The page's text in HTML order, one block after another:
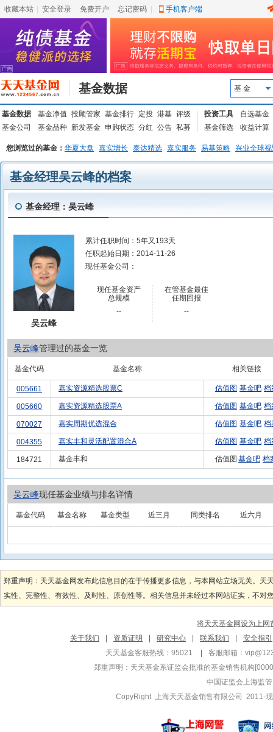
收藏本站 安全登录 免费开户 忘记密码 手机客户端
基金数据 基 金
基金数据 基金净值 投顾管家 基金排行 定投 港基 评级
基金公司
基金品种 新发基金 申购状态 分红 公告 私募
投资工具
自选基金
基金筛选
收益计算
您浏览过的基金： 华夏大盘 嘉实增长 泰达精选 嘉实服务 易基策略 兴业全球
基金经理吴云峰的档案
基金经理：吴云峰
吴云峰
累计任职时间： 5年又193天
任职起始日期： 2014-11-26
现任基金公司：
现任基金资产
总规模
--
在管基金最佳
任期回报
--
吴云峰管理过的基金一览
基金代码 基金名称 相关链接
005661 嘉实资源精选股票C 估值图 基金吧 档
005660 嘉实资源精选股票A 估值图 基金吧 档
070027 嘉实周期优选混合 估值图 基金吧 档
004355 嘉实丰和灵活配置混合A 估值图 基金吧 档
184721 基金丰和 估值图 基金吧 档
吴云峰现任基金业绩与排名详情
基金代码 基金名称 基金类型 近三月 同类排名 近六月
郑重声明：天天基金网发布此信息目的在于传播更多信息，与本网站立场无关。
实性、完整性、有效性、及时性、原创性等。相关信息并未经过本网站证实，不
将天天基金网设为上网
关于我们
资质证明 研究中心 联系我们
安全指引
天天基金客服热线：95021
客服邮箱：
郑重声明： 天天基金系证监会批准的基金销售机构
中国证监会上海监
CopyRight 上海天天基金销售有限公司 2011-